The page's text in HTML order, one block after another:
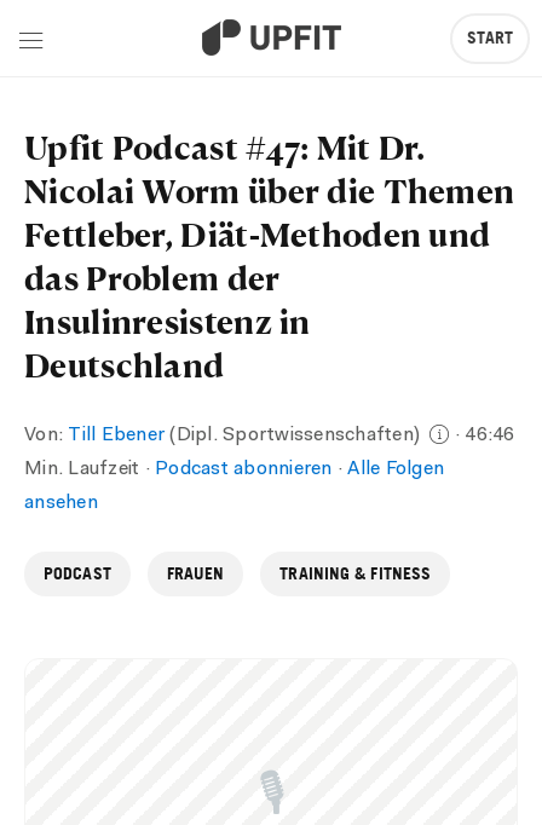
Upfit Podcast #47: Mit Dr.
Nicolai Worm über die Themen
Fettleber, Diät-Methoden und
das Problem der
Insulinresistenz in
Deutschland
Von: Till Ebener(Dipl. Sportwissenschaften)
· 46:46
Min. Laufzeit · Podcast abonnieren ·Alle Folgen
ansehen
PODCAST FRAUEN TRAINING & FITNESS
🎙️
START